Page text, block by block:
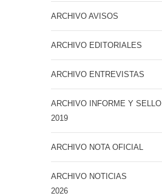
ARCHIVO AVISOS
ARCHIVO EDITORIALES
ARCHIVO ENTREVISTAS
ARCHIVO INFORME Y SELLO
2019
ARCHIVO NOTA OFICIAL
ARCHIVO NOTICIAS
2026